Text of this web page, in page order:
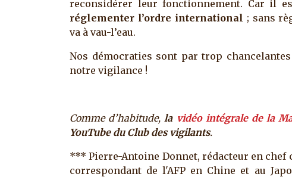
reconsidérer leur fonctionnement. Car il
réglementer l’ordre international ; sans
va à vau-l’eau.
Nos démocraties sont par trop
notre vigilance !
Comme d’habitude, la vidéo intégrale de la
YouTube du Club des vigilants.
*** Pierre-Antoine Donnet, rédacteur en chef
correspondant de l'AFP en Chine et au